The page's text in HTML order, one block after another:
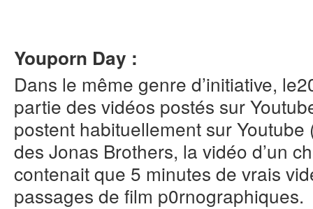
Youporn Day :
Dans le même genre d’initiative,
partie des vidéos postés sur
postent habituellement sur
des Jonas Brothers, la vidéo d’un
contenait que 5 minutes de vrais
passages de film p0rnographiques.